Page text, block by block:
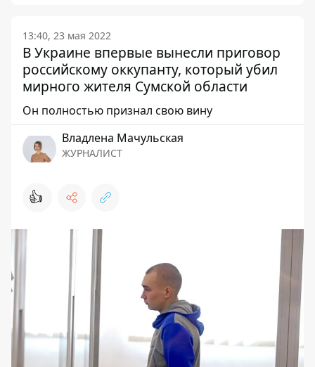
13:40, 23 мая 2022
В Украине впервые вынесли приговор
российскому оккупанту, который убил
мирного жителя Сумской области
Он полностью признал свою вину
Владлена Мачульская
ЖУРНАЛИСТ
👍